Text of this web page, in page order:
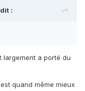
:
largement a porté du
quand même mieux